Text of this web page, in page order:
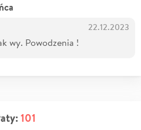
22.12.2023
wy. Powodzenia !
101